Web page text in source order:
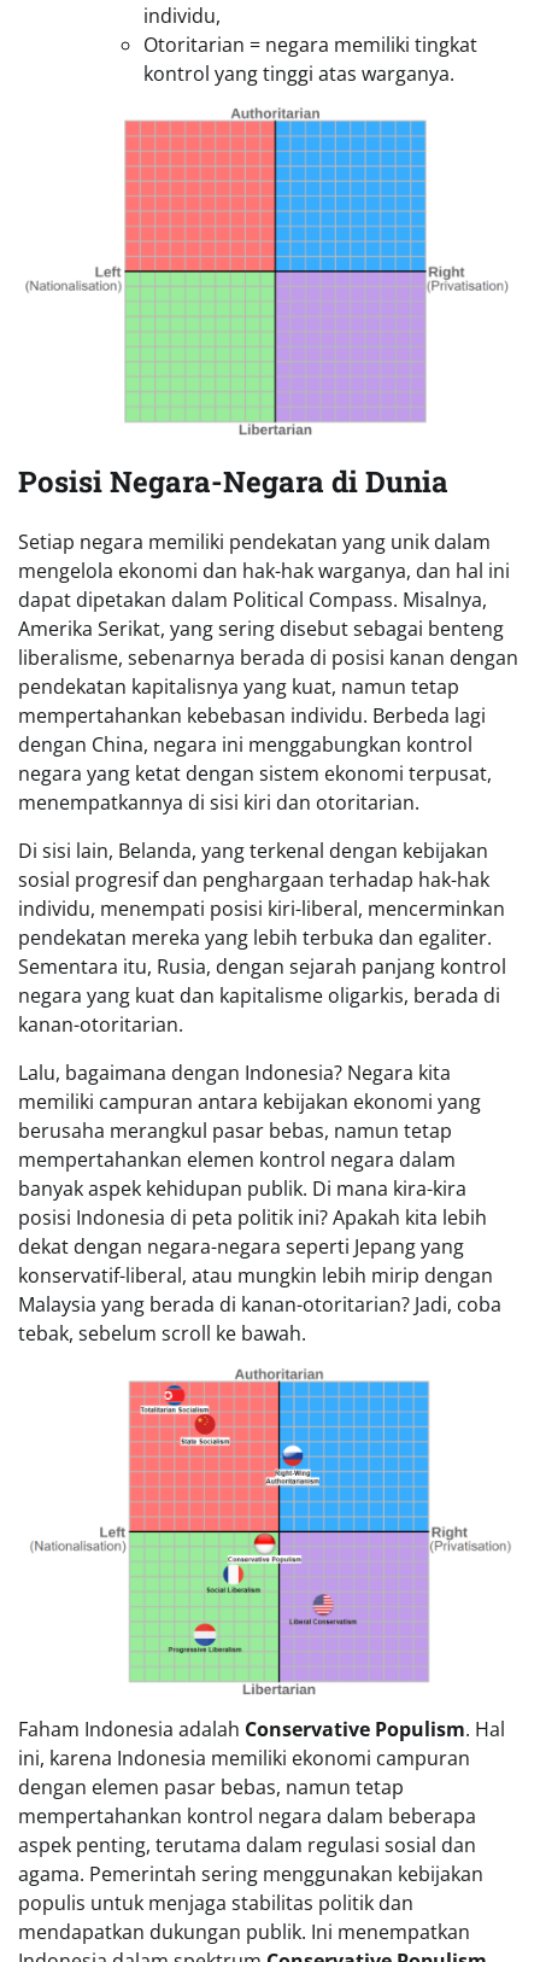
individu,
Otoritarian = negara memiliki tingkat
kontrol yang tinggi atas warganya.
Posisi Negara-Negara di Dunia
Setiap negara memiliki pendekatan yang unik dalam
mengelola ekonomi dan hak-hak warganya, dan hal ini
dapat dipetakan dalam Political Compass. Misalnya,
Amerika Serikat, yang sering disebut sebagai benteng
liberalisme, sebenarnya berada di posisi kanan dengan
pendekatan kapitalisnya yang kuat, namun tetap
mempertahankan kebebasan individu. Berbeda lagi
dengan China, negara ini menggabungkan kontrol
negara yang ketat dengan sistem ekonomi terpusat,
menempatkannya di sisi kiri dan otoritarian.
Di sisi lain, Belanda, yang terkenal dengan kebijakan
sosial progresif dan penghargaan terhadap hak-hak
individu, menempati posisi kiri-liberal, mencerminkan
pendekatan mereka yang lebih terbuka dan egaliter.
Sementara itu, Rusia, dengan sejarah panjang kontrol
negara yang kuat dan kapitalisme oligarkis, berada di
kanan-otoritarian.
Lalu, bagaimana dengan Indonesia? Negara kita
memiliki campuran antara kebijakan ekonomi yang
berusaha merangkul pasar bebas, namun tetap
mempertahankan elemen kontrol negara dalam
banyak aspek kehidupan publik. Di mana kira-kira
posisi Indonesia di peta politik ini? Apakah kita lebih
dekat dengan negara-negara seperti Jepang yang
konservatif-liberal, atau mungkin lebih mirip dengan
Malaysia yang berada di kanan-otoritarian? Jadi, coba
tebak, sebelum scroll ke bawah.
Faham Indonesia adalah Conservative Populism. Hal
ini, karena Indonesia memiliki ekonomi campuran
dengan elemen pasar bebas, namun tetap
mempertahankan kontrol negara dalam beberapa
aspek penting, terutama dalam regulasi sosial dan
agama. Pemerintah sering menggunakan kebijakan
populis untuk menjaga stabilitas politik dan
mendapatkan dukungan publik. Ini menempatkan